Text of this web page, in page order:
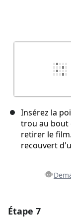
Insérez la
trou au bout
retirer le
recouvert
Étape 7